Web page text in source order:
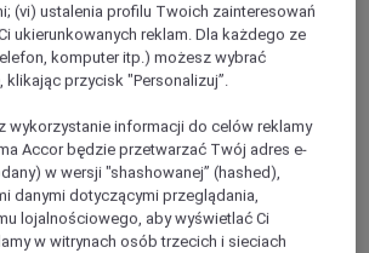
sur-Sioule
(vi) ustalenia profilu Twoich zainteresowań
ukierunkowanych reklam. Dla każdego ze
komputer itp.) możesz wybrać
przycisk "Personalizuj”.
wykorzystanie informacji do celów reklamy
Accor będzie przetwarzać Twój adres e-
w wersji "shashowanej” (hashed),
danymi dotyczącymi przeglądania,
lojalnościowego, aby wyświetlać Ci
w witrynach osób trzecich i sieciach